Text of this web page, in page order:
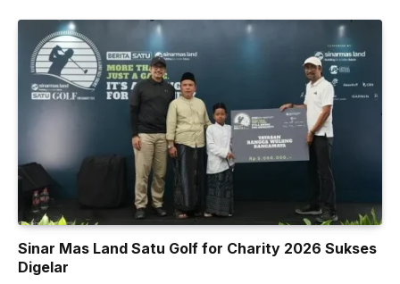
Sinar Mas Land Satu Golf for Charity 2026 Sukses
Digelar